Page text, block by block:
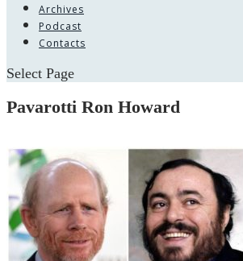
Archives
Podcast
Contacts
Select Page
Pavarotti Ron Howard